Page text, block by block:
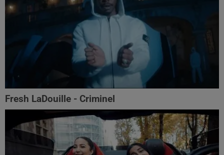
Fresh LaDouille - Criminel